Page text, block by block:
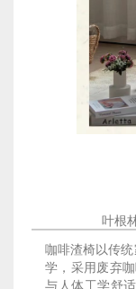
叶根
咖啡渣椅以传
学，采用废弃
与人体工学舒